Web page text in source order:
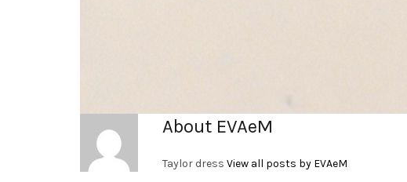
About EVAeM
Taylor dress View all posts by EVAeM